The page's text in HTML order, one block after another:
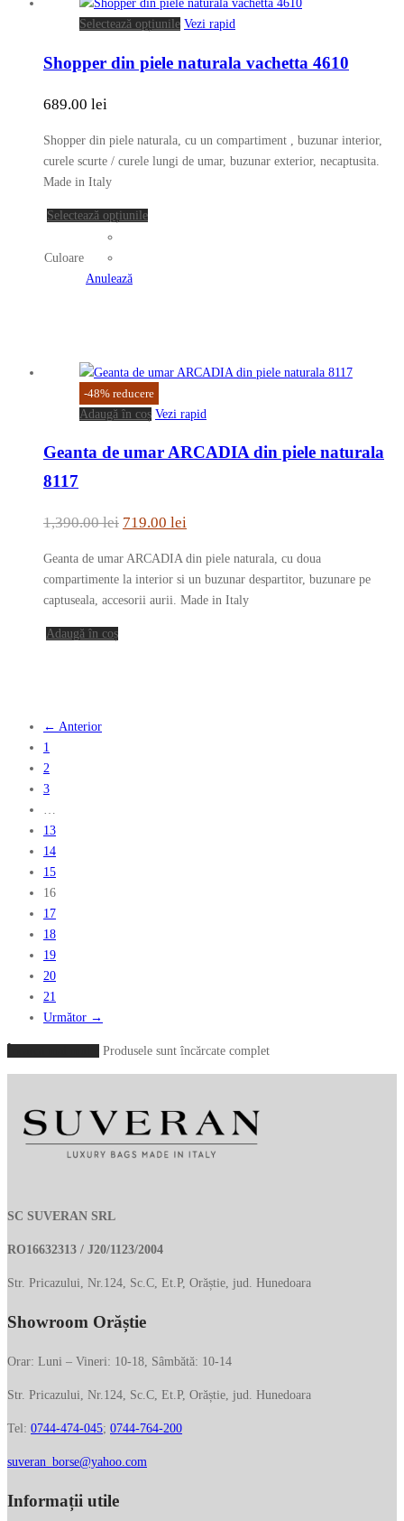
Selectează opțiunile Acest
are
Opțiunile
pot
Vezi rapid
Shopper din piele naturala vachetta 4610
689.00 lei
Shopper din piele naturala, cu un compartiment , buzunar interior,
curele scurte / curele lungi de umar, buzunar exterior, necaptusita.
Made in Italy
Selectează opțiunileAcest
fi
alese
în
produsului.
Culoare
Anulează
-48% reducere
Adaugă în coș Vezi rapid
Geanta de umar ARCADIA din piele naturala
8117
1,390.00lei Prețul
a
fost:
719.00 lei
este:
719.00 lei.
Geanta de umar ARCADIA din piele naturala, cu doua
compartimente la interior si un buzunar despartitor, buzunare pe
captuseala, accesorii aurii. Made in Italy
Adaugă în coș
← Anterior
1
2
3
…
13
14
15
16
17
18
19
20
21
Următor →
Produsele sunt încărcate complet
SC SUVERAN SRL
RO16632313 / J20/1123/2004
Str. Pricazului, Nr.124, Sc.C, Et.P, Orăștie, jud. Hunedoara
Showroom Orăștie
Orar: Luni – Vineri: 10-18, Sâmbătă: 10-14
Str. Pricazului, Nr.124, Sc.C, Et.P, Orăștie, jud. Hunedoara
Tel: 0744-474-045; 0744-764-200
suveran_borse@yahoo.com
Informații utile